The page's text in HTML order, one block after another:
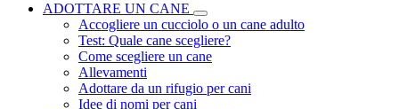
ADOTTARE UN CANE
Accogliere un cucciolo o un cane adulto
Test: Quale cane scegliere?
Come scegliere un cane
Allevamenti
Adottare da un rifugio per cani
Idee di nomi per cani